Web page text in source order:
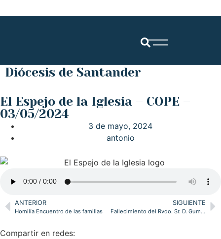
Diócesis de Santander
El Espejo de la Iglesia – COPE –
03/05/2024
3 de mayo, 2024
antonio
ANTERIOR
Homilía Encuentro de las familias
SIGUIENTE
Fallecimiento del Rvdo. Sr. D. Gumersindo Lorenzo Salas
Compartir en redes: